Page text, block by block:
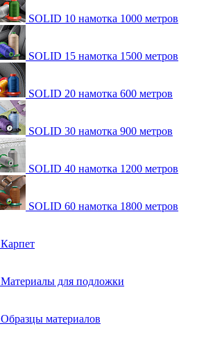
SOLID 10 намотка 1000 метров
SOLID 15 намотка 1500 метров
SOLID 20 намотка 600 метров
SOLID 30 намотка 900 метров
SOLID 40 намотка 1200 метров
SOLID 60 намотка 1800 метров
Карпет
Материалы для подложки
Образцы материалов